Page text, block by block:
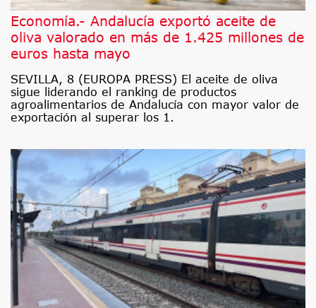
Economía.- Andalucía exportó aceite de
oliva valorado en más de 1.425 millones de
euros hasta mayo
SEVILLA, 8 (EUROPA PRESS) El aceite de oliva
sigue liderando el ranking de productos
agroalimentarios de Andalucía con mayor valor de
exportación al superar los 1.